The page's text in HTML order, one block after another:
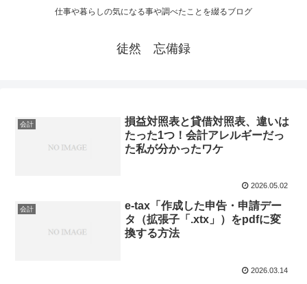
仕事や暮らしの気になる事や調べたことを綴るブログ
徒然 忘備録
会計
損益対照表と貸借対照表、違いは
たった1つ！会計アレルギーだっ
た私が分かったワケ
2026.05.02
会計
e-tax「作成した申告・申請デー
タ（拡張子「.xtx」）をpdfに変
換する方法
2026.03.14